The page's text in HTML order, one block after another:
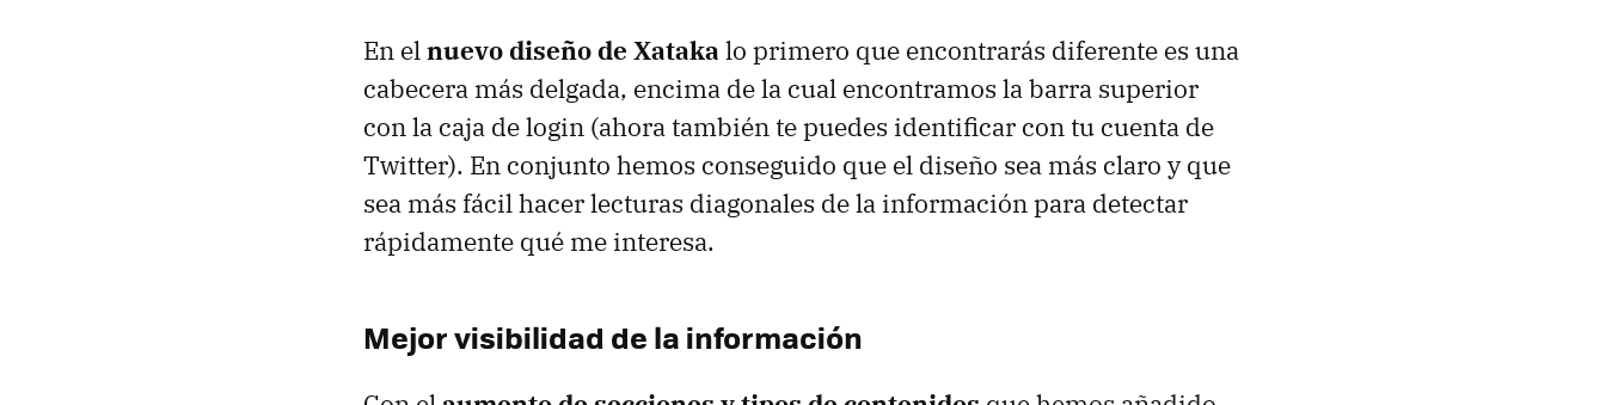
En elnuevo diseño de Xataka lo primero que encontrarás diferente es una
cabecera más delgada, encima de la cual encontramos la barra superior
con la caja de login (ahora también te puedes identificar con tu cuenta de
Twitter). En conjunto hemos conseguido que el diseño sea más claro y que
sea más fácil hacer lecturas diagonales de la información para detectar
rápidamente qué me interesa.
Mejor visibilidad de la información